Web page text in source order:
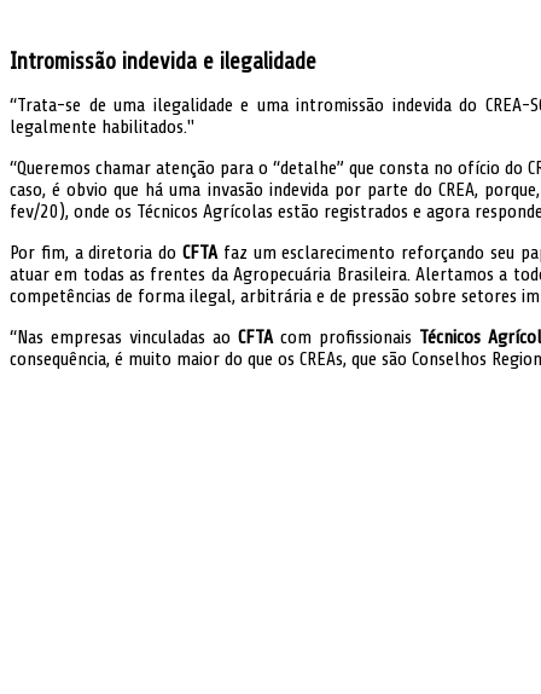
Intromissão indevida e ilegalidade
“Trata-se de uma ilegalidade e uma intromissão indevida do CREA-
legalmente habilitados."
“Queremos chamar atenção para o “detalhe” que consta no ofício do
caso, é obvio que há uma invasão indevida por parte do CREA,
fev/20), onde os Técnicos Agrícolas estão registrados e agora
Por fim, a diretoria do CFTAfaz um esclarecimento reforçando seu
atuar em todas as frentes da Agropecuária Brasileira. Alertamos a
competências de forma ilegal, arbitrária e de pressão sobre setores
“Nas empresas vinculadas aoCFTAcom profissionais Técnicos
consequência, é muito maior do que os CREAs, que são Conselhos